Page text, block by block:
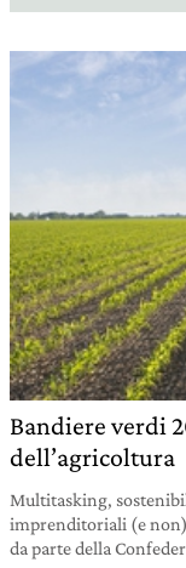
Bandiere verdi
dell’agricoltura
Multitasking,
imprenditoriali (e non)
da parte della